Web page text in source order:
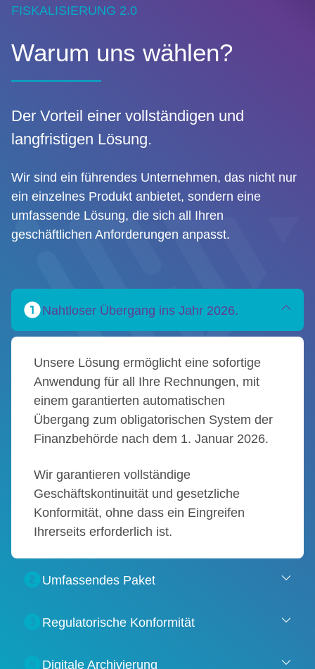
FISKALISIERUNG 2.0
Warum uns wählen?
Der Vorteil einer vollständigen und
langfristigen Lösung.
Wir sind ein führendes Unternehmen, das nicht nur
ein einzelnes Produkt anbietet, sondern eine
umfassende Lösung, die sich all Ihren
geschäftlichen Anforderungen anpasst.
Nahtloser Übergang ins Jahr 2026.
Unsere Lösung ermöglicht eine sofortige
Anwendung für all Ihre Rechnungen, mit
einem garantierten automatischen
Übergang zum obligatorischen System der
Finanzbehörde nach dem 1. Januar 2026.
Wir garantieren vollständige
Geschäftskontinuität und gesetzliche
Konformität, ohne dass ein Eingreifen
Ihrerseits erforderlich ist.
Umfassendes Paket
Regulatorische Konformität
Digitale Archivierung